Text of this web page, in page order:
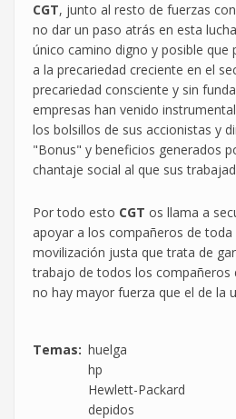
CGT, junto al resto de fuerzas
no dar un paso atrás en esta
único camino digno y posible
a la precariedad creciente en el
precariedad consciente y sin
empresas han venido
los bolsillos de sus accionistas y
"Bonus" y beneficios generados
chantaje social al que sus
Por todo esto CGT os llama a
apoyar a los compañeros de toda
movilización justa que trata de
trabajo de todos los compañeros
no hay mayor fuerza que el de la
Temas
huelga
hp
Hewlett-Packard
depidos